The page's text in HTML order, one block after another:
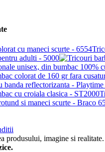
adulti - 5000
produsului, imagine si